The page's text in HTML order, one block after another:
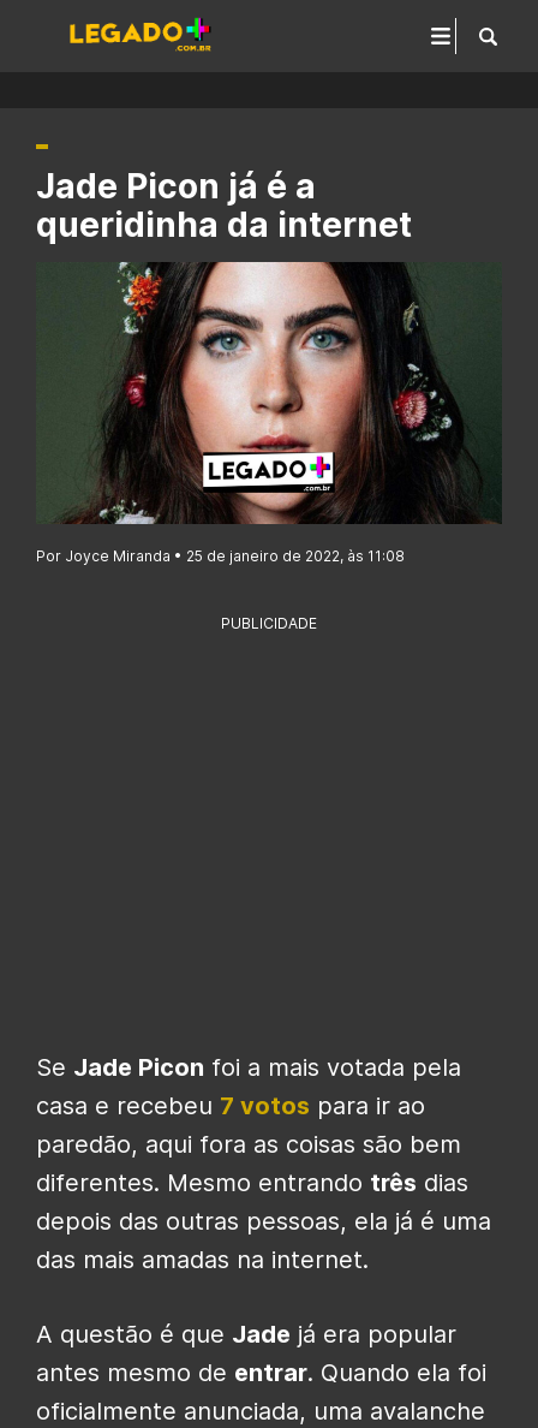
Jade Picon já é a
queridinha da internet
Por Joyce Miranda • 25 de janeiro de 2022, às 11:08
PUBLICIDADE
Se Jade Picon foi a mais votada pela
casa e recebeu 7 votos para ir ao
paredão, aqui fora as coisas são bem
diferentes. Mesmo entrando três dias
depois das outras pessoas, ela já é uma
das mais amadas na internet.
A questão é que Jade já era popular
antes mesmo de entrar. Quando ela foi
oficialmente anunciada, uma avalanche